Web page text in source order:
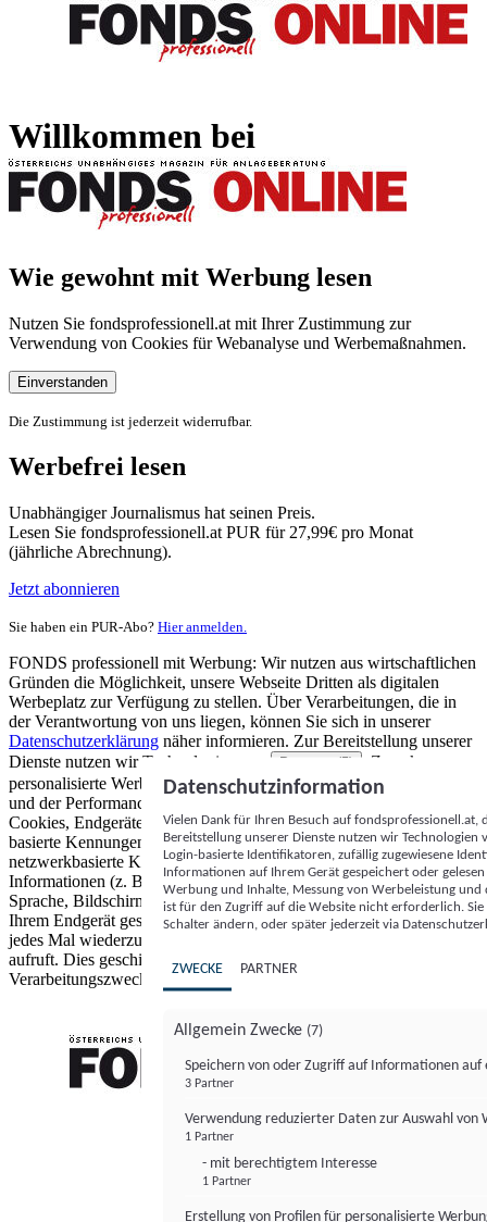
Willkommen bei
Wie gewohnt mit Werbung lesen
Nutzen Sie fondsprofessionell.at mit Ihrer Zustimmung zur
Verwendung von Cookies für Webanalyse und Werbemaßnahmen.
Einverstanden
Die Zustimmung ist jederzeit widerrufbar.
Werbefrei lesen
Unabhängiger Journalismus hat seinen Preis.
Lesen Sie fondsprofessionell.at PUR für 27,99€ pro Monat
(jährliche Abrechnung).
Jetzt abonnieren
Sie haben ein PUR-Abo? Hier anmelden.
FONDS professionell mit Werbung: Wir nutzen aus wirtschaftlichen
Gründen die Möglichkeit, unsere Webseite Dritten als digitalen
Werbeplatz zur Verfügung zu stellen. Über Verarbeitungen, die in
der Verantwortung von uns liegen, können Sie sich in unserer
Datenschutzerklärung näher informieren. Zur Bereitstellung unserer
Dienste nutzen wir Technologien von
Partnern (5)
. Zwecke:
personalisierte Werbung und Inhalte, Messung von Werbeleistung
und der Performance von Inhalten sowie Zielgruppenforschung.
Cookies, Endgeräte- oder ähnliche Online-Kennungen (z. B. login-
basierte Kennungen, zufällig generierte Kennungen,
netzwerkbasierte Kennungen) können zusammen mit anderen
Informationen (z. B. Browsertyp und Browserinformationen,
Sprache, Bildschirmgröße, unterstützte Technologien usw.) auf
Ihrem Endgerät gespeichert oder von dort ausgelesen werden, um es
jedes Mal wiederzuerkennen, wenn es eine App oder einer Webseite
aufruft. Dies geschieht für einen oder mehrere der hier aufgeführten
Verarbeitungszwecke.
Datenschutzinformation
Vielen Dank für Ihren Besuch auf
Bereitstellung unserer Dienste nutzen wir Technologien
Login-basierte Identifikatoren, zufällig zugewiesene
Informationen auf Ihrem Gerät gespeichert oder
Werbung und Inhalte, Messung von Werbeleistung
ist für den Zugriff auf die Website nicht erforderlich.
Schalter ändern, oder später jederzeit via
ZWECKE PARTNER
Allgemein Zwecke (7)
Speichern von oder Zugriff auf Informationen auf
3 Partner
Verwendung reduzierter Daten zur Auswahl von
1 Partner
- mit berechtigtem Interesse
1 Partner
Erstellung von Profilen für personalisierte
FONDS professionell